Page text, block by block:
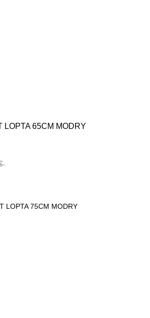
LOPTA 65CM MODRY